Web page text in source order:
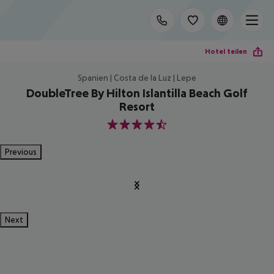
Hotel teilen
Spanien | Costa de la Luz | Lepe
DoubleTree By Hilton Islantilla Beach Golf
Resort
4.5
Previous
Next